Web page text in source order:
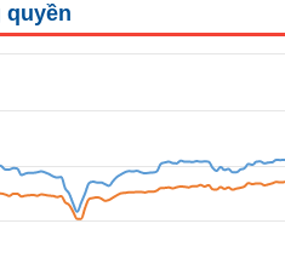
quyền
YẾU